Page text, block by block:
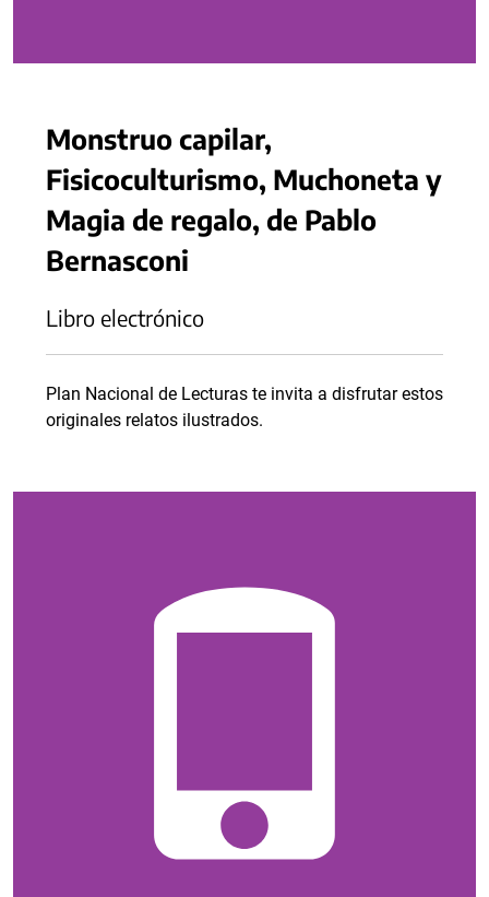
Monstruo capilar,
Fisicoculturismo, Muchoneta y
Magia de regalo, de Pablo
Bernasconi
Libro electrónico
Plan Nacional de Lecturas te invita a disfrutar estos
originales relatos ilustrados.